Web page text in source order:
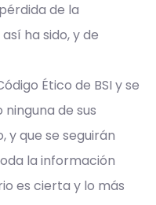
de la
ha sido, y de
Ético de BSI y se
de sus
y que se seguirán
la información
es cierta y lo más